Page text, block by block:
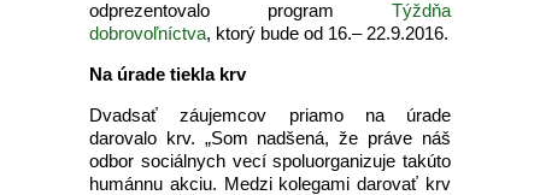
odprezentovalo program Týždňa
dobrovoľníctva, ktorý bude od 16.– 22.9.2016.
Na úrade tiekla krv
Dvadsať záujemcov priamo na úrade
darovalo krv. „Som nadšená, že práve náš
odbor sociálnych vecí spoluorganizuje takúto
humánnu akciu. Medzi kolegami darovať krv